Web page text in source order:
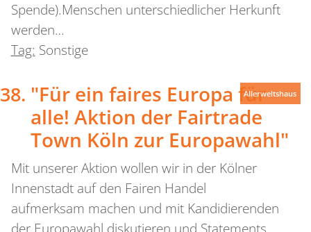
Spende).Menschen unterschiedlicher Herkunft
werden…
Tag: Sonstige
"Für ein faires Europa für
alle! Aktion der Fairtrade
Town Köln zur Europawahl"
Mit unserer Aktion wollen wir in der Kölner
Innenstadt auf den Fairen Handel
aufmerksam machen und mit Kandidierenden
der Europawahl diskutieren und Statements
Allerweltshaus